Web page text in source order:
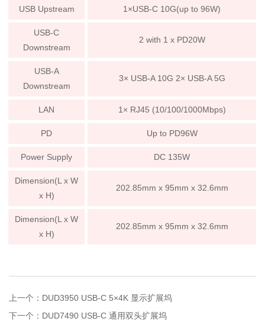
USB Upstream 1×USB-C 10G(up to 96W)
USB-C
Downstream
2 with 1 x PD20W
USB-A
Downstream
3× USB-A 10G 2× USB-A 5G
LAN 1× RJ45 (10/100/1000Mbps)
PD Up to PD96W
Power Supply DC 135W
Dimension(L x W
x H)
202.85mm x 95mm x 32.6mm
Dimension(L x W
x H)
202.85mm x 95mm x 32.6mm
上一个：DUD3950 USB-C 5×4K 显示扩展坞
下一个：DUD7490 USB-C 通用双头扩展坞